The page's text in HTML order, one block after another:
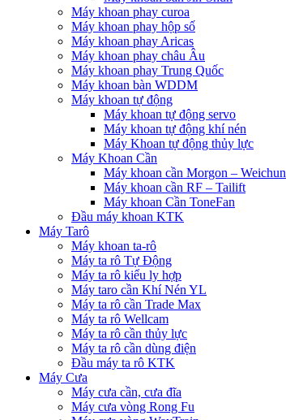
Máy khoan phay curoa
Máy khoan phay hộp số
Máy khoan phay Aricas
Máy khoan phay châu Âu
Máy khoan phay Trung Quốc
Máy khoan bàn WDDM
Máy khoan tự động
Máy khoan tự động servo
Máy khoan tự động khí nén
Máy Khoan tự động thủy lực
Máy Khoan Cần
Máy khoan cần Morgon – Weichun
Máy khoan cần RF – Tailift
Máy khoan Cần ToneFan
Đầu máy khoan KTK
Máy Tarô
Máy khoan ta-rô
Máy ta rô Tự Động
Máy ta rô kiểu ly hợp
Máy taro cần Khí Nén YL
Máy ta rô cần Trade Max
Máy ta rô Wellcam
Máy ta rô cần thủy lực
Máy ta rô cần dùng điện
Đầu máy ta rô KTK
Máy Cưa
Máy cưa cần, cưa đĩa
Máy cưa vòng Rong Fu